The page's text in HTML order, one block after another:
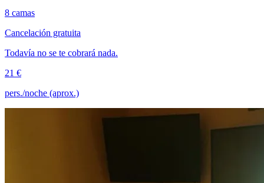
8 camas
Cancelación gratuita
Todavía no se te cobrará nada.
21 €
pers./noche (aprox.)